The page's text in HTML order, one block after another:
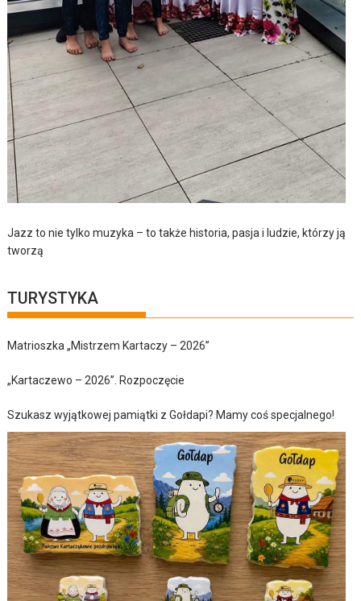
Jazz to nie tylko muzyka – to także historia, pasja i ludzie, którzy ją
tworzą
TURYSTYKA
Matrioszka „Mistrzem Kartaczy – 2026”
„Kartaczewo – 2026”. Rozpoczęcie
Szukasz wyjątkowej pamiątki z Gołdapi? Mamy coś specjalnego!